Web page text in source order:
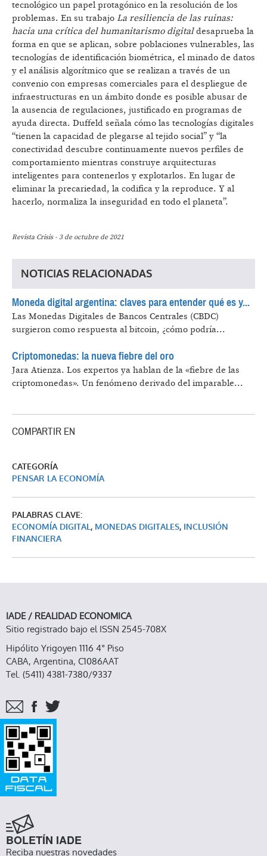
tecnológico un papel protagónico en la resolución de los
problemas. En su trabajo La resiliencia de las ruinas:
hacia una crítica del humanitarismo digitaldesaprueba la
forma en que se aplican, sobre poblaciones vulnerables, las
tecnologías de identificación biométrica, el minado de datos
y el análisis algorítmico que se realizan a través de un
convenio con empresas comerciales para el despliegue de
infraestructuras en un ámbito donde es posible abusar de
la ausencia de regulaciones, justificado en programas de
ayuda directa. Duffeld señala cómo las tecnologías digitales
“tienen la capacidad de plegarse al tejido social” y “la
conectividad descubre continuamente nuevos perfiles de
comportamiento mientras construye arquitecturas
inteligentes para contenerlos y explotarlos. En lugar de
eliminar la precariedad, la codifica y la reproduce. Y al
hacerlo, normaliza la inseguridad en todo el planeta”.
Revista Crisis - 3 de octubre de 2021
NOTICIAS RELACIONADAS
Moneda digital argentina: claves para entender qué es y...
Las Monedas Digitales de Bancos Centrales (CBDC)
surgieron como respuesta al bitcoin, ¿cómo podría...
Criptomonedas: la nueva fiebre del oro
Jara Atienza. Los expertos ya hablan de la «fiebre de las
criptomonedas». Un fenómeno derivado del imparable...
COMPARTIR EN
CATEGORÍA
PENSAR LA ECONOMÍA
PALABRAS CLAVE:
ECONOMÍA DIGITAL, MONEDAS DIGITALES, INCLUSIÓN
FINANCIERA
IADE / REALIDAD ECONOMICA
Sitio registrado bajo el ISSN 2545-708X
Hipólito Yrigoyen 1116 4° Piso
CABA, Argentina, C1086AAT
Tel. (5411) 4381-7380/9337
BOLETÍN IADE
Reciba nuestras novedades